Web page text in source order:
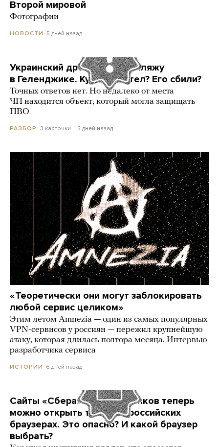
Второй мировой
Фотографии
НОВОСТИ 5 дней назад
Украинский дрон попал по пляжу
в Геленджике. Куда он летел? Его сбили?
Точных ответов нет. Но недалеко от места
ЧП находится объект, который могла защищать
ПВО
РАЗБОР 3 карточки 5 дней назад
«Теоретически они могут заблокировать
любой сервис целиком»
Этим летом Amnezia — один из самых популярных
VPN-сервисов у россиян — пережил крупнейшую
атаку, которая длилась полтора месяца. Интервью
разработчика сервиса
ИСТОРИИ 6 дней назад
Сайты «Сбера» и других банков теперь
можно открыть только в российских
браузерах. Это опасно? И какой браузер
выбрать?